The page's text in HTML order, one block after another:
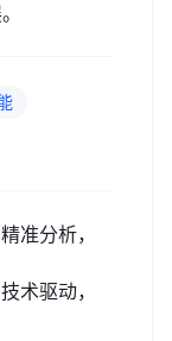
准分析，
术驱动，